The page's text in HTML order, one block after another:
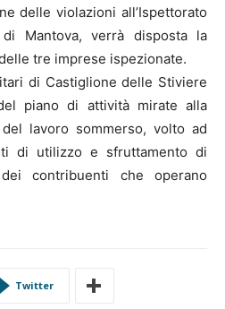
delle violazioni all’Ispettorato
Mantova, verrà disposta la
tre imprese ispezionate.
di Castiglione delle Stiviere
piano di attività mirate alla
lavoro sommerso, volto ad
di utilizzo e sfruttamento di
contribuenti che operano
Twitter